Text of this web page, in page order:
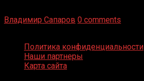
Владимир Сапаров 0 comments
Политика конфиденциальности
Наши партнеры
Карта сайта